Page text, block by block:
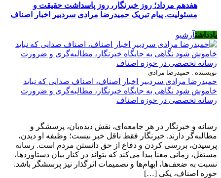
هفدهم مرداد؛ روز خبرنگار، روز پاسداشت حقیقت و
مسئولیت. پیام تبریک حمیدرضا مرادی سردبیر اخبار اصناف
یادداشتآرشیو
نویسنده : حمیدرضا مرادی
حمیدرضا مرادی سردبیر اخبار اصناف، اصناف صدایی که نباید
خاموش شود نگاهی به جایگاه خبرنگار، مطالبه‌گری و ضرورت
رسانه تخصصی در حوزه اصناف
رسانه و خبرنگار در هر جامعه‌ای، نقش دیده‌بان، پرسشگر و
مطالبه‌گر دارند. خبرنگار فقط ناقل خبر نیست؛ وظیفه او دیدن،
پرسیدن، بررسی کردن و دفاع از حق دانستن مردم است. رسانه
مستقل، زمانی معنا پیدا می‌کند که بتواند در کنار بیان دستاوردها،
نسبت به ضعف‌ها، ابهام‌ها و تصمیمات اثرگذار نیز پرسشگر باشد.
حوزه اصناف، یکی […]